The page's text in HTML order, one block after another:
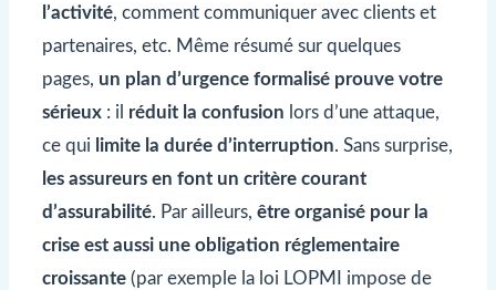
l’activité, comment communiquer avec clients et
partenaires, etc. Même résumé sur quelques
pages, un plan d’urgence formalisé prouve votre
sérieux : il réduit la confusion lors d’une attaque,
ce qui limite la durée d’interruption. Sans surprise,
les assureurs en font un critère courant
d’assurabilité. Par ailleurs,être organisé pour la
crise est aussi une obligation réglementaire
croissante (par exemple la loi LOPMI impose de